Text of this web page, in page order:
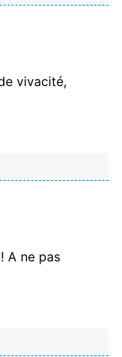
vivacité,
A ne pas